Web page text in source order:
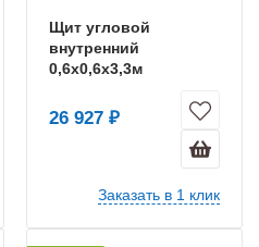
Щит угловой
внутренний
0,6х0,6х3,3м
26 927 ₽
Заказать в 1 клик